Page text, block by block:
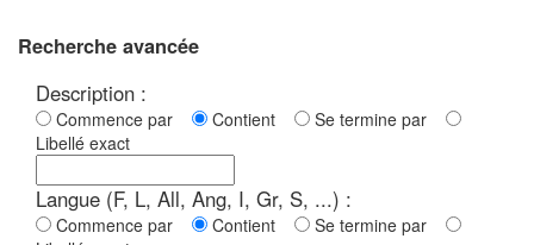
Recherche avancée
Description :
Commence par Contient
Se termine par
Libellé exact
Langue (F, L, All, Ang, I, Gr, S, ...) :
Commence par Contient
Se termine par